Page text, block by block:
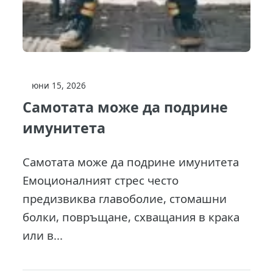
юни 15, 2026
Самотата може да подрине
имунитета
Самотата може да подрине имунитета
Емоционалният стрес често
предизвиква главоболие, стомашни
болки, повръщане, схващания в крака
или в...